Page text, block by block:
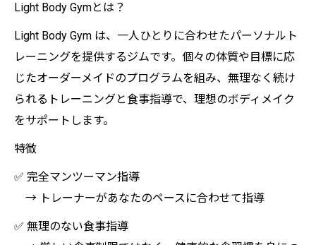
Light Body Gymとは？
Light Body Gym は、一人ひとりに合わせたパーソナルト
レーニングを提供するジムです。個々の体質や目標に応
じたオーダーメイドのプログラムを組み、無理なく続け
られるトレーニングと食事指導で、理想のボディメイク
をサポートします。
特徴
✅ 完全マンツーマン指導
→ トレーナーがあなたのペースに合わせて指導
✅ 無理のない食事指導